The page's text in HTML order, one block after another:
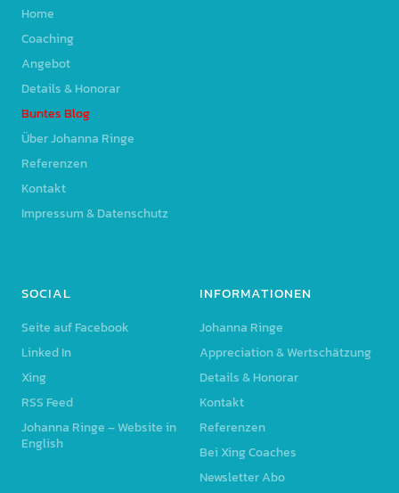
Home
Coaching
Angebot
Details & Honorar
Buntes Blog
Über Johanna Ringe
Referenzen
Kontakt
Impressum & Datenschutz
SOCIAL
Seite auf Facebook
Linked In
Xing
RSS Feed
Johanna Ringe – Website in
English
INFORMATIONEN
Johanna Ringe
Appreciation & Wertschätzung
Details & Honorar
Kontakt
Referenzen
Bei Xing Coaches
Newsletter Abo